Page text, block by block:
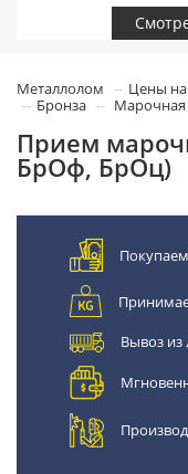
Металлолом Цены на
Бронза
Прием
БрОф, БрОц)
Вывоз